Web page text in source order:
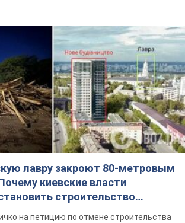
лавру закроют 80-метровым
киевские власти
строительство
верующего"
на петицию по отмене строительства